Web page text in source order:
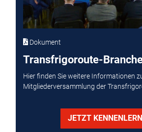
Dokument
Transfrigoroute-
Hier finden Sie weitere Informationen
Mitgliederversammlung der
JETZT